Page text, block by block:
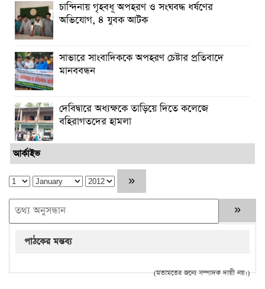
চান্দিনায় গৃহবধূ অপহরণ ও সংঘবদ্ধ ধর্ষণের
অভিযোগ, ৪ যুবক আটক
সাভারে সাংবাদিককে অপহরণ চেষ্টার প্রতিবাদে
মানববন্ধন
দেবিদ্বারে অধ্যক্ষকে তাড়িয়ে দিতে কলেজে
বহিরাগতদের হামলা
আর্কাইভ
পাঠকের মন্তব্য
(মতামতের জন্যে সম্পাদক দায়ী নয়।)